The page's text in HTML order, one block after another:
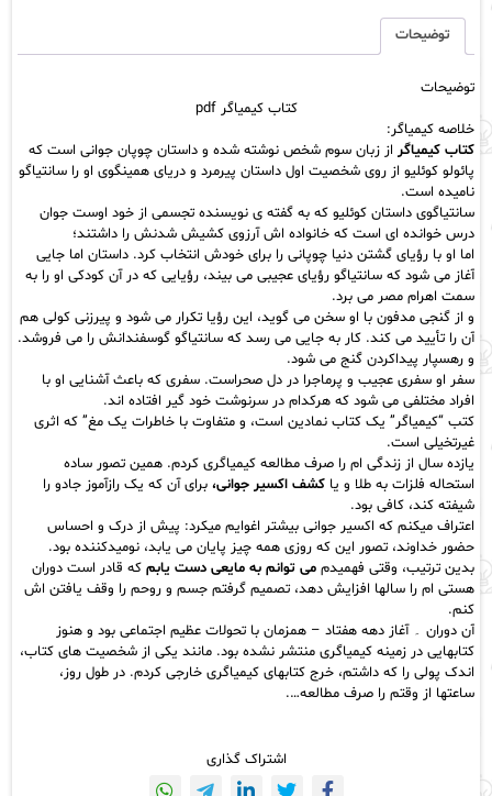
توضیحات
توضیحات
کتاب کیمیاگر pdf
خلاصه کیمیاگر:
کتاب کیمیاگراز زبان سوم شخص نوشته شده و داستان چوپان جوانی است که
پائولو کوئلیو از روی شخصیت اول داستان پیرمرد و دریای همینگوی او را سانتیاگو
نامیده است.
سانتیاگوی داستان کوئلیو که به گفته ی نویسنده تجسمی از خود اوست جوان
درس خوانده ای است که خانواده اش آرزوی کشیش شدنش را داشتند؛
اما او با رؤیای گشتن دنیا چوپانی را برای خودش انتخاب کرد. داستان اما جایی
آغاز می شود که سانتیاگو رؤیای عجیبی می بیند، رؤیایی که در آن کودکی او را به
سمت اهرام مصر می برد.
و از گنجی مدفون با او سخن می گوید، این رؤیا تکرار می شود و پیرزنی کولی هم
آن را تأیید می کند. کار به جایی می رسد که سانتیاگو گوسفندانش را می فروشد.
و رهسپار پیداکردن گنج می شود.
سفر او سفری عجیب و پرماجرا در دل صحراست. سفری که باعث آشنایی او با
افراد مختلفی می شود که هرکدام در سرنوشت خود گیر افتاده اند.
کتب “کیمیاگر” یک کتاب نمادین است، و متفاوت با خاطرات یک مغ” که اثری
غیرتخیلی است.
یازده سال از زندگی ام را صرف مطالعه کیمیاگری کردم. همین تصور ساده
استحاله فلزات به طلا و یا کشف اکسیر جوانی،برای آن که یک رازآموز جادو را
شیفته کند، کافی بود.
اعتراف میکنم که اکسیر جوانی بیشتر اغوایم میکرد: پیش از درک و احساس
حضور خداوند، تصور این که روزی همه چیز پایان می یابد، نومیدکننده بود.
بدین ترتیب، وقتی فهمیدم می توانم به مایعی دست یابمکه قادر است دوران
هستی ام را سالها افزایش دهد، تصمیم گرفتم جسم و روحم را وقف یافتن اش
کنم.
آن دوران ۔ آغاز دهه هفتاد – همزمان با تحولات عظیم اجتماعی بود و هنوز
کتابهایی در زمینه کیمیاگری منتشر نشده بود. مانند یکی از شخصیت های کتاب،
اندک پولی را که داشتم، خرج کتابهای کیمیاگری خارجی کردم. در طول روز،
ساعتها از وقتم را صرف مطالعه….
اشتراک گذاری